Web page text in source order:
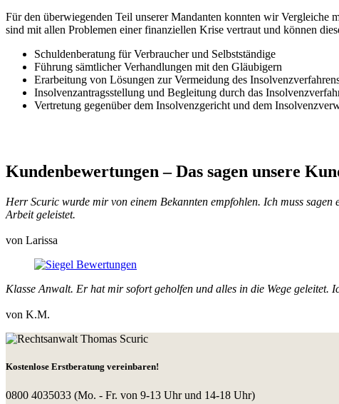
Für den überwiegenden Teil unserer Mandanten konnten wir
sind mit allen Problemen einer finanziellen Krise vertraut und können
Schuldenberatung für Verbraucher und Selbstständige
Führung sämtlicher Verhandlungen mit den Gläubigern
Erarbeitung von Lösungen zur Vermeidung des
Insolvenzantragsstellung und Begleitung durch das
Vertretung gegenüber dem Insolvenzgericht und dem
Kundenbewertungen– Das sagen unsere
Herr Scuric wurde mir von einem Bekannten empfohlen. Ich muss
Arbeit geleistet.
von Larissa
Klasse Anwalt. Er hat mir sofort geholfen und alles in die Wege
von K.M.
Kostenlose Erstberatung vereinbaren!
0800 4035033 (Mo. - Fr. von 9-13 Uhr und 14-18 Uhr)